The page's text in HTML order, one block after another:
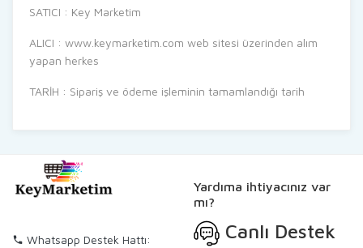
SATICI : Key Marketim
ALICI : www.keymarketim.com web sitesi üzerinden alım
yapan herkes
TARİH : Sipariş ve ödeme işleminin tamamlandığı tarih
Whatsapp Destek Hattı:
Yardıma ihtiyacınız var
mı?
Canlı Destek